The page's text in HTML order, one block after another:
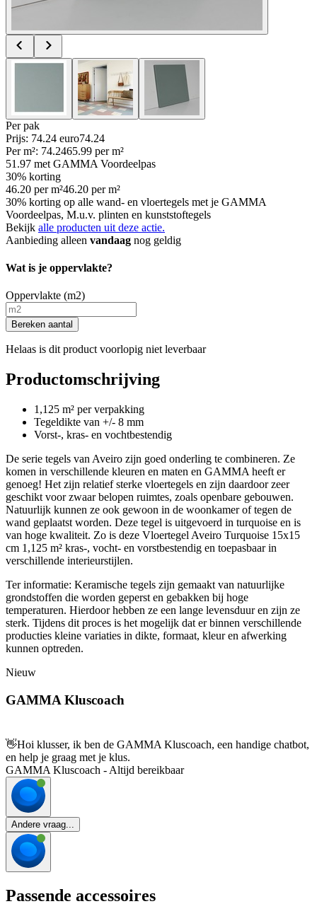
Per pak
Prijs: 74.24 euro74.24
Per m²: 74.2465.99 per m²
51.97 met GAMMA Voordeelpas
30% korting
46.20 per m²46.20 per m²
30% korting op alle wand- en vloertegels met je GAMMA
Voordeelpas, M.u.v. plinten en kunststoftegels
Bekijk alle producten uit deze actie.
Aanbieding alleen vandaag nog geldig
Wat is je oppervlakte?
Oppervlakte (m2)
Bereken aantal
Helaas is dit product voorlopig niet leverbaar
Productomschrijving
1,125 m² per verpakking
Tegeldikte van +/- 8 mm
Vorst-, kras- en vochtbestendig
De serie tegels van Aveiro zijn goed onderling te combineren. Ze
komen in verschillende kleuren en maten en GAMMA heeft er
genoeg! Het zijn relatief sterke vloertegels en zijn daardoor zeer
geschikt voor zwaar belopen ruimtes, zoals openbare gebouwen.
Natuurlijk kunnen ze ook gewoon in de woonkamer of tegen de
wand geplaatst worden. Deze tegel is uitgevoerd in turquoise en is
van hoge kwaliteit. Zo is deze Vloertegel Aveiro Turquoise 15x15
cm 1,125 m² kras-, vocht- en vorstbestendig en toepasbaar in
verschillende interieurstijlen.
Ter informatie: Keramische tegels zijn gemaakt van natuurlijke
grondstoffen die worden geperst en gebakken bij hoge
temperaturen. Hierdoor hebben ze een lange levensduur en zijn ze
sterk. Tijdens dit proces is het mogelijk dat er binnen verschillende
producties kleine variaties in dikte, formaat, kleur en afwerking
kunnen optreden.
Nieuw
GAMMA Kluscoach
👋Hoi klusser, ik ben de GAMMA Kluscoach, een handige chatbot,
en help je graag met je klus.
GAMMA Kluscoach - Altijd bereikbaar
Andere vraag...
Passende accessoires